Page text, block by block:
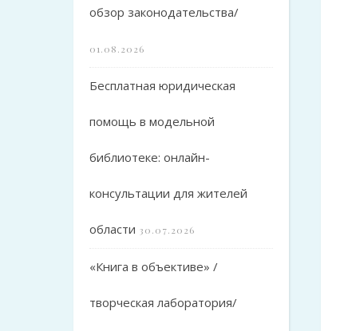
обзор законодательства/
01.08.2026
Бесплатная юридическая
помощь в модельной
библиотеке: онлайн-
консультации для жителей
области 30.07.2026
«Книга в объективе» /
творческая лаборатория/